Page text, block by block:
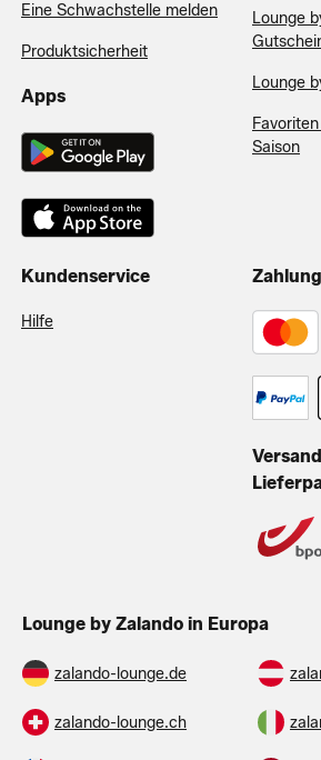
Eine Schwachstelle melden
Produktsicherheit
Apps
Lounge
Lounge
Saison
Kundenservice
Hilfe
Lounge by Zalando in Europa
zalando-lounge.de
zalando-lounge.ch